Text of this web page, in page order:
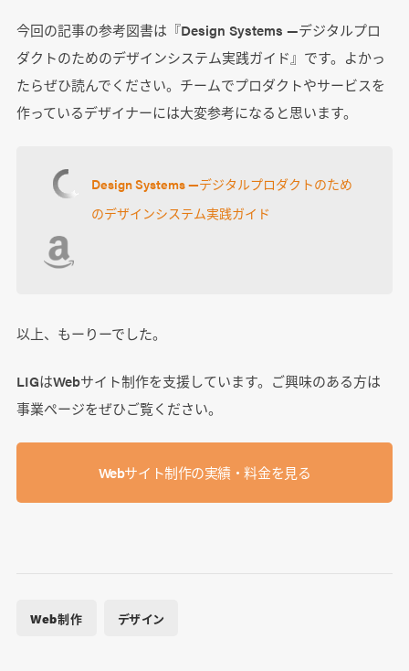
今回の記事の参考図書は『Design Systems ―デジタルプロ
ダクトのためのデザインシステム実践ガイド』です。よかっ
たらぜひ読んでください。チームでプロダクトやサービスを
作っているデザイナーには大変参考になると思います。
Design Systems ―デジタルプロダクトのため
のデザインシステム実践ガイド
以上、もーりーでした。
LIGはWebサイト制作を支援しています。ご興味のある方は
事業ぺージをぜひご覧ください。
Webサイト制作の実績・料金を見る
Web制作 デザイン